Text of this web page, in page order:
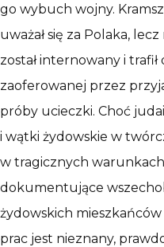
go wybuch wojny.
uważał się za Polaka,
został internowany i
zaoferowanej przez
próby ucieczki. Choć
i wątki żydowskie w
w tragicznych
dokumentujące
żydowskich mieszkańców
prac jest nieznany,